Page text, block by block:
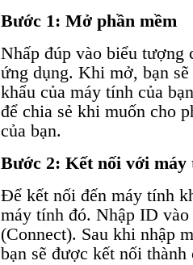
Bước 1: Mở phần mềm
Nhấp đúp vào biểu tượng
ứng dụng. Khi mở, bạn
khẩu của máy tính của
để chia sẻ khi muốn cho
của bạn.
Bước 2: Kết nối với máy
Để kết nối đến máy tính
máy tính đó. Nhập ID
(Connect). Sau khi nhập
bạn sẽ được kết nối thành